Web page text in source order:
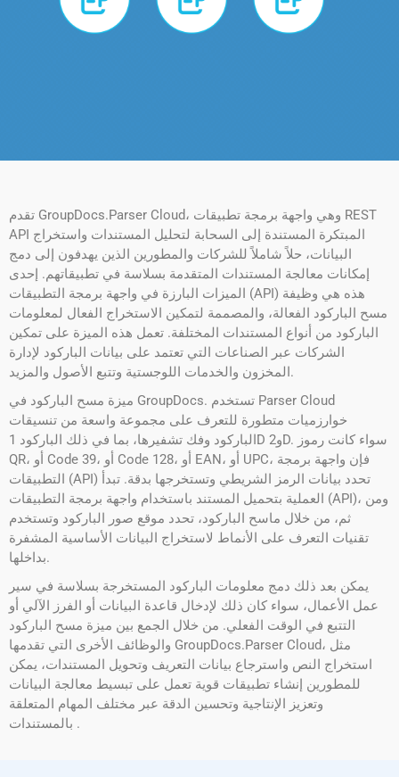
تقدم GroupDocs.Parser Cloud، وهي واجهة برمجة تطبيقات REST
API المبتكرة المستندة إلى السحابة لتحليل المستندات واستخراج
البيانات، حلاً شاملاً للشركات والمطورين الذين يهدفون إلى دمج
إمكانات معالجة المستندات المتقدمة بسلاسة في تطبيقاتهم. إحدى
الميزات البارزة في واجهة برمجة التطبيقات (API) هذه هي وظيفة
مسح الباركود الفعالة، والمصممة لتمكين الاستخراج الفعال لمعلومات
الباركود من أنواع المستندات المختلفة. تعمل هذه الميزة على تمكين
الشركات عبر الصناعات التي تعتمد على بيانات الباركود لإدارة
المخزون والخدمات اللوجستية وتتبع الأصول والمزيد.
ميزة مسح الباركود في GroupDocs. تستخدم Parser Cloud
خوارزميات متطورة للتعرف على مجموعة واسعة من تنسيقات
الباركود وفك تشفيرها، بما في ذلك الباركود 1D و2D. سواء كانت رموز
QR، أو Code 39، أو Code 128، أو EAN، أو UPC، فإن واجهة برمجة
التطبيقات (API) تحدد بيانات الرمز الشريطي وتستخرجها بدقة. تبدأ
العملية بتحميل المستند باستخدام واجهة برمجة التطبيقات (API)، ومن
ثم، من خلال ماسح الباركود، تحدد موقع صور الباركود وتستخدم
تقنيات التعرف على الأنماط لاستخراج البيانات الأساسية المشفرة
بداخلها.
يمكن بعد ذلك دمج معلومات الباركود المستخرجة بسلاسة في سير
عمل الأعمال، سواء كان ذلك لإدخال قاعدة البيانات أو الفرز الآلي أو
التتبع في الوقت الفعلي. من خلال الجمع بين ميزة مسح الباركود
والوظائف الأخرى التي تقدمها GroupDocs.Parser Cloud، مثل
استخراج النص واسترجاع بيانات التعريف وتحويل المستندات، يمكن
للمطورين إنشاء تطبيقات قوية تعمل على تبسيط معالجة البيانات
وتعزيز الإنتاجية وتحسين الدقة عبر مختلف المهام المتعلقة
بالمستندات .